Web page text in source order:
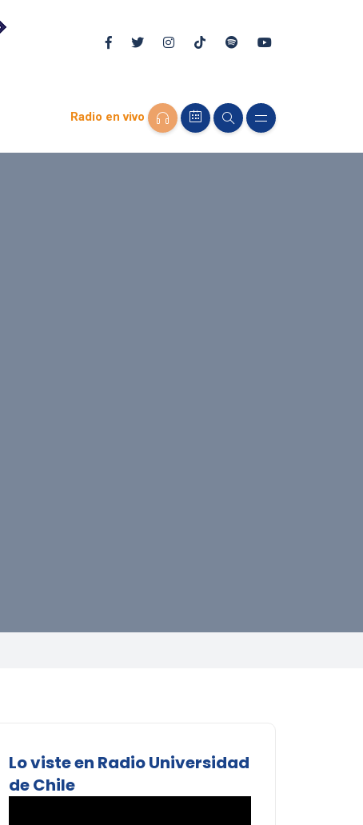
Radio en vivo
Lo viste en Radio Universidad
de Chile